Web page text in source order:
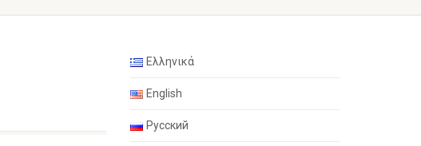
Ελληνικά
English
Русский